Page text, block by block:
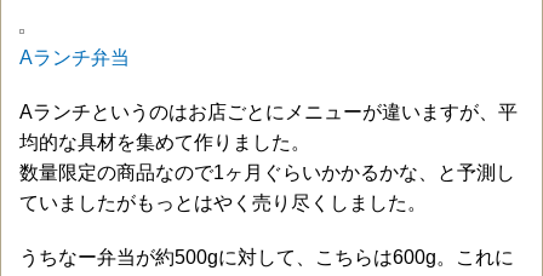
Aランチ弁当
Aランチというのはお店ごとにメニューが違いますが、平
均的な具材を集めて作りました。
数量限定の商品なので1ヶ月ぐらいかかるかな、と予測し
ていましたがもっとはやく売り尽くしました。
うちなー弁当が約500gに対して、こちらは600g。これに